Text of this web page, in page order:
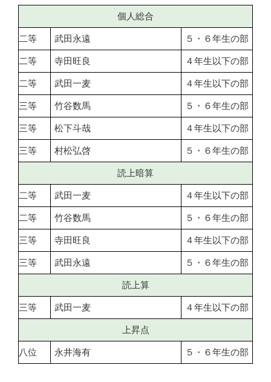
個人総合
二等 武田永遠 ５・６年生の部
二等 寺田旺良 ４年生以下の部
二等 武田一麦 ４年生以下の部
三等 竹谷数馬 ５・６年生の部
三等 松下斗哉 ４年生以下の部
三等 村松弘啓 ５・６年生の部
読上暗算
二等 武田一麦 ４年生以下の部
二等 竹谷数馬 ５・６年生の部
三等 寺田旺良 ４年生以下の部
三等 武田永遠 ５・６年生の部
読上算
三等 武田一麦 ４年生以下の部
上昇点
八位 永井海有 ５・６年生の部